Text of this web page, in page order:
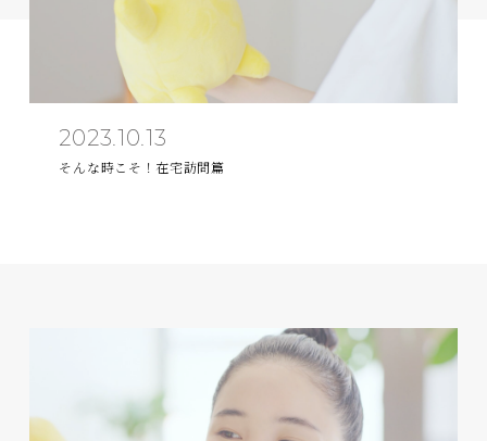
2023.10.13
そんな時こそ！在宅訪問篇